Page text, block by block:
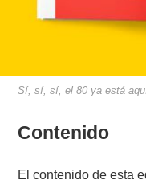
Sí, sí, sí, el 80 ya está
Contenido
El contenido de esta